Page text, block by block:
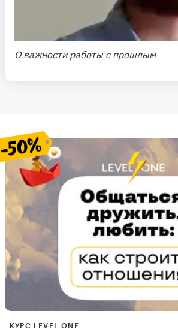
О важности работы с прошлым
КУРС LEVEL ONE